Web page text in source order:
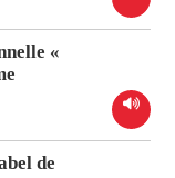
«
de